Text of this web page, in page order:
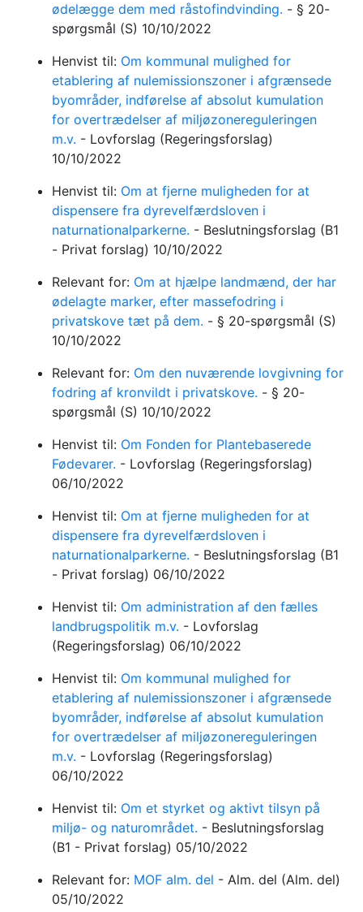
ødelægge dem med råstofindvinding. - § 20-
spørgsmål (S) 10/10/2022
Henvist til: Om kommunal mulighed for
etablering af nulemissionszoner i afgrænsede
byområder, indførelse af absolut kumulation
for overtrædelser af miljøzonereguleringen
m.v. - Lovforslag (Regeringsforslag)
10/10/2022
Henvist til: Om at fjerne muligheden for at
dispensere fra dyrevelfærdsloven i
naturnationalparkerne. - Beslutningsforslag (B1
- Privat forslag) 10/10/2022
Relevant for: Om at hjælpe landmænd, der har
ødelagte marker, efter massefodring i
privatskove tæt på dem. - § 20-spørgsmål (S)
10/10/2022
Relevant for: Om den nuværende lovgivning for
fodring af kronvildt i privatskove. - § 20-
spørgsmål (S) 10/10/2022
Henvist til: Om Fonden for Plantebaserede
Fødevarer. - Lovforslag (Regeringsforslag)
06/10/2022
Henvist til: Om at fjerne muligheden for at
dispensere fra dyrevelfærdsloven i
naturnationalparkerne. - Beslutningsforslag (B1
- Privat forslag) 06/10/2022
Henvist til: Om administration af den fælles
landbrugspolitik m.v. - Lovforslag
(Regeringsforslag) 06/10/2022
Henvist til: Om kommunal mulighed for
etablering af nulemissionszoner i afgrænsede
byområder, indførelse af absolut kumulation
for overtrædelser af miljøzonereguleringen
m.v. - Lovforslag (Regeringsforslag)
06/10/2022
Henvist til: Om et styrket og aktivt tilsyn på
miljø- og naturområdet. - Beslutningsforslag
(B1 - Privat forslag) 05/10/2022
Relevant for: MOF alm. del - Alm. del (Alm. del)
05/10/2022